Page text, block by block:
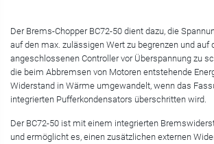
Der Brems-Chopper BC72-50 dient dazu, die
auf den max. zulässigen Wert zu begrenzen und auf
angeschlossenen Controller vor Überspannung zu
die beim Abbremsen von Motoren entstehende
Widerstand in Wärme umgewandelt, wenn das
integrierten Pufferkondensators überschritten wird.
Der BC72-50 ist mit einem integrierten
und ermöglicht es, einen zusätzlichen externen